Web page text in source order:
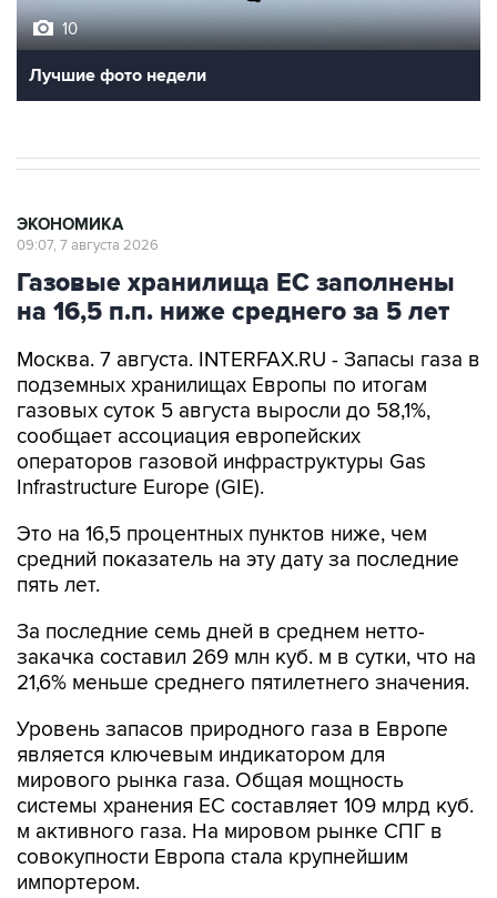
10
Лучшие фото недели
ЭКОНОМИКА
09:07, 7 августа 2026
Газовые хранилища ЕС заполнены
на 16,5 п.п. ниже среднего за 5 лет
Москва. 7 августа. INTERFAX.RU - Запасы газа в
подземных хранилищах Европы по итогам
газовых суток 5 августа выросли до 58,1%,
сообщает ассоциация европейских
операторов газовой инфраструктуры Gas
Infrastructure Europe (GIE).
Это на 16,5 процентных пунктов ниже, чем
средний показатель на эту дату за последние
пять лет.
За последние семь дней в среднем нетто-
закачка составил 269 млн куб. м в сутки, что на
21,6% меньше среднего пятилетнего значения.
Уровень запасов природного газа в Европе
является ключевым индикатором для
мирового рынка газа. Общая мощность
системы хранения ЕС составляет 109 млрд куб.
м активного газа. На мировом рынке СПГ в
совокупности Европа стала крупнейшим
импортером.